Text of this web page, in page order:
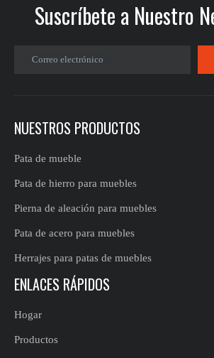
Suscríbete a Nuestro
Correo electrónico
NUESTROS PRODUCTOS
Pata de mueble
Pata de hierro para muebles
Pierna de aleación para muebles
Pata de acero para muebles
Herrajes para patas de muebles
ENLACES RÁPIDOS
Hogar
Productos